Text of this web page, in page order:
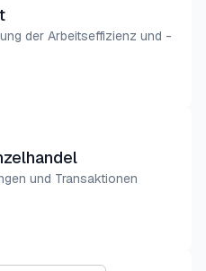
der Arbeitseffizienz und -
und Transaktionen